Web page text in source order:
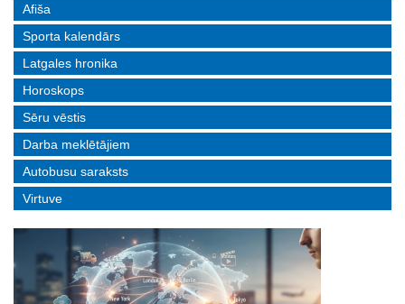
Afiša
Sporta kalendārs
Latgales hronika
Horoskops
Sēru vēstis
Darba meklētājiem
Autobusu saraksts
Virtuve